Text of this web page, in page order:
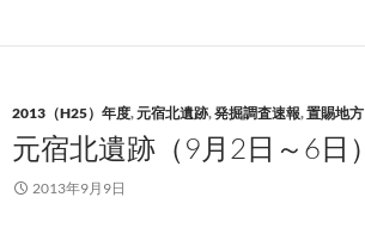
2013（H25）年度,元宿北遺跡,発掘調査速報,置賜地方
元宿北遺跡（9月2日～6日）
2013年9月9日